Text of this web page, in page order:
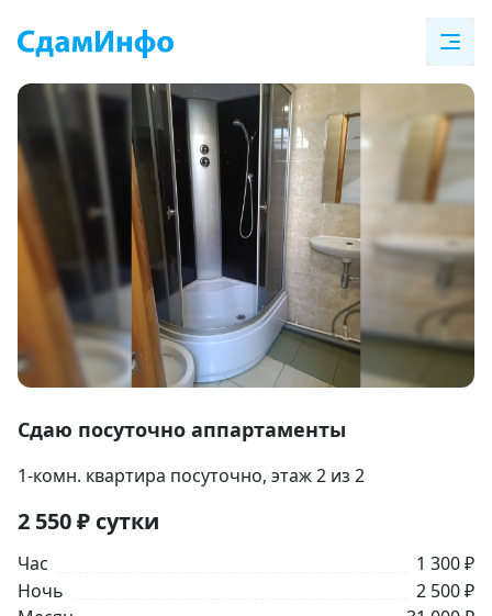
1
7
Сдаю посуточно аппартаменты
1-комн. квартира посуточно, этаж 2 из 2
2 550₽ сутки
Час
1 300 ₽
Ночь
2 500 ₽